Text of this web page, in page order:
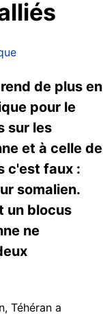
de plus en
pour le
sur les
et à celle de
c'est faux :
somalien.
un blocus
ne
Téhéran a